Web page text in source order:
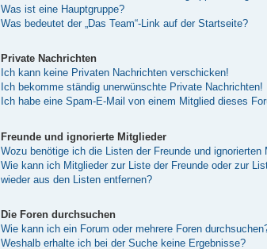
Was ist eine Hauptgruppe?
Was bedeutet der „Das Team“-Link auf der Startseite?
Private Nachrichten
Ich kann keine Privaten Nachrichten verschicken!
Ich bekomme ständig unerwünschte Private Nachrichten!
Ich habe eine Spam-E-Mail von einem Mitglied dieses
Freunde und ignorierte Mitglieder
Wozu benötige ich die Listen der Freunde und ignorierten
Wie kann ich Mitglieder zur Liste der Freunde oder zur
wieder aus den Listen entfernen?
Die Foren durchsuchen
Wie kann ich ein Forum oder mehrere Foren
Weshalb erhalte ich bei der Suche keine Ergebnisse?